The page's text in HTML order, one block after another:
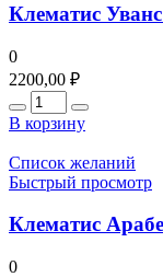
Клематис
0
2200,00 ₽
Количество
В корзину
Список желаний
Быстрый просмотр
Клематис
0